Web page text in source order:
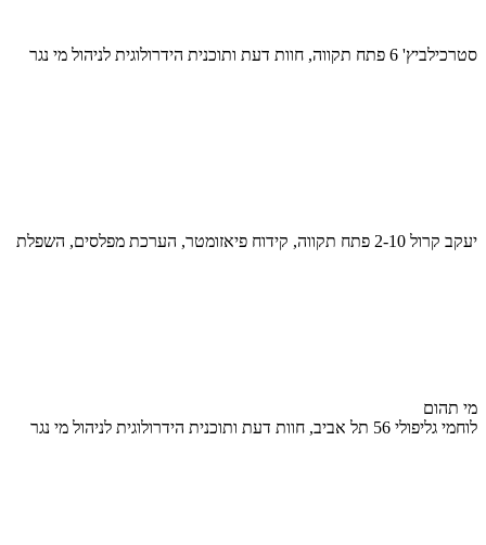
סטרכילביץ' 6 פתח תקווה, חוות דעת ותוכנית הידרולוגית לניהול מי נגר
יעקב קרול 2-10 פתח תקווה, קידוח פיאזומטר, הערכת מפלסים, השפלת
מי תהום
לוחמי גליפולי 56 תל אביב, חוות דעת ותוכנית הידרולוגית לניהול מי נגר